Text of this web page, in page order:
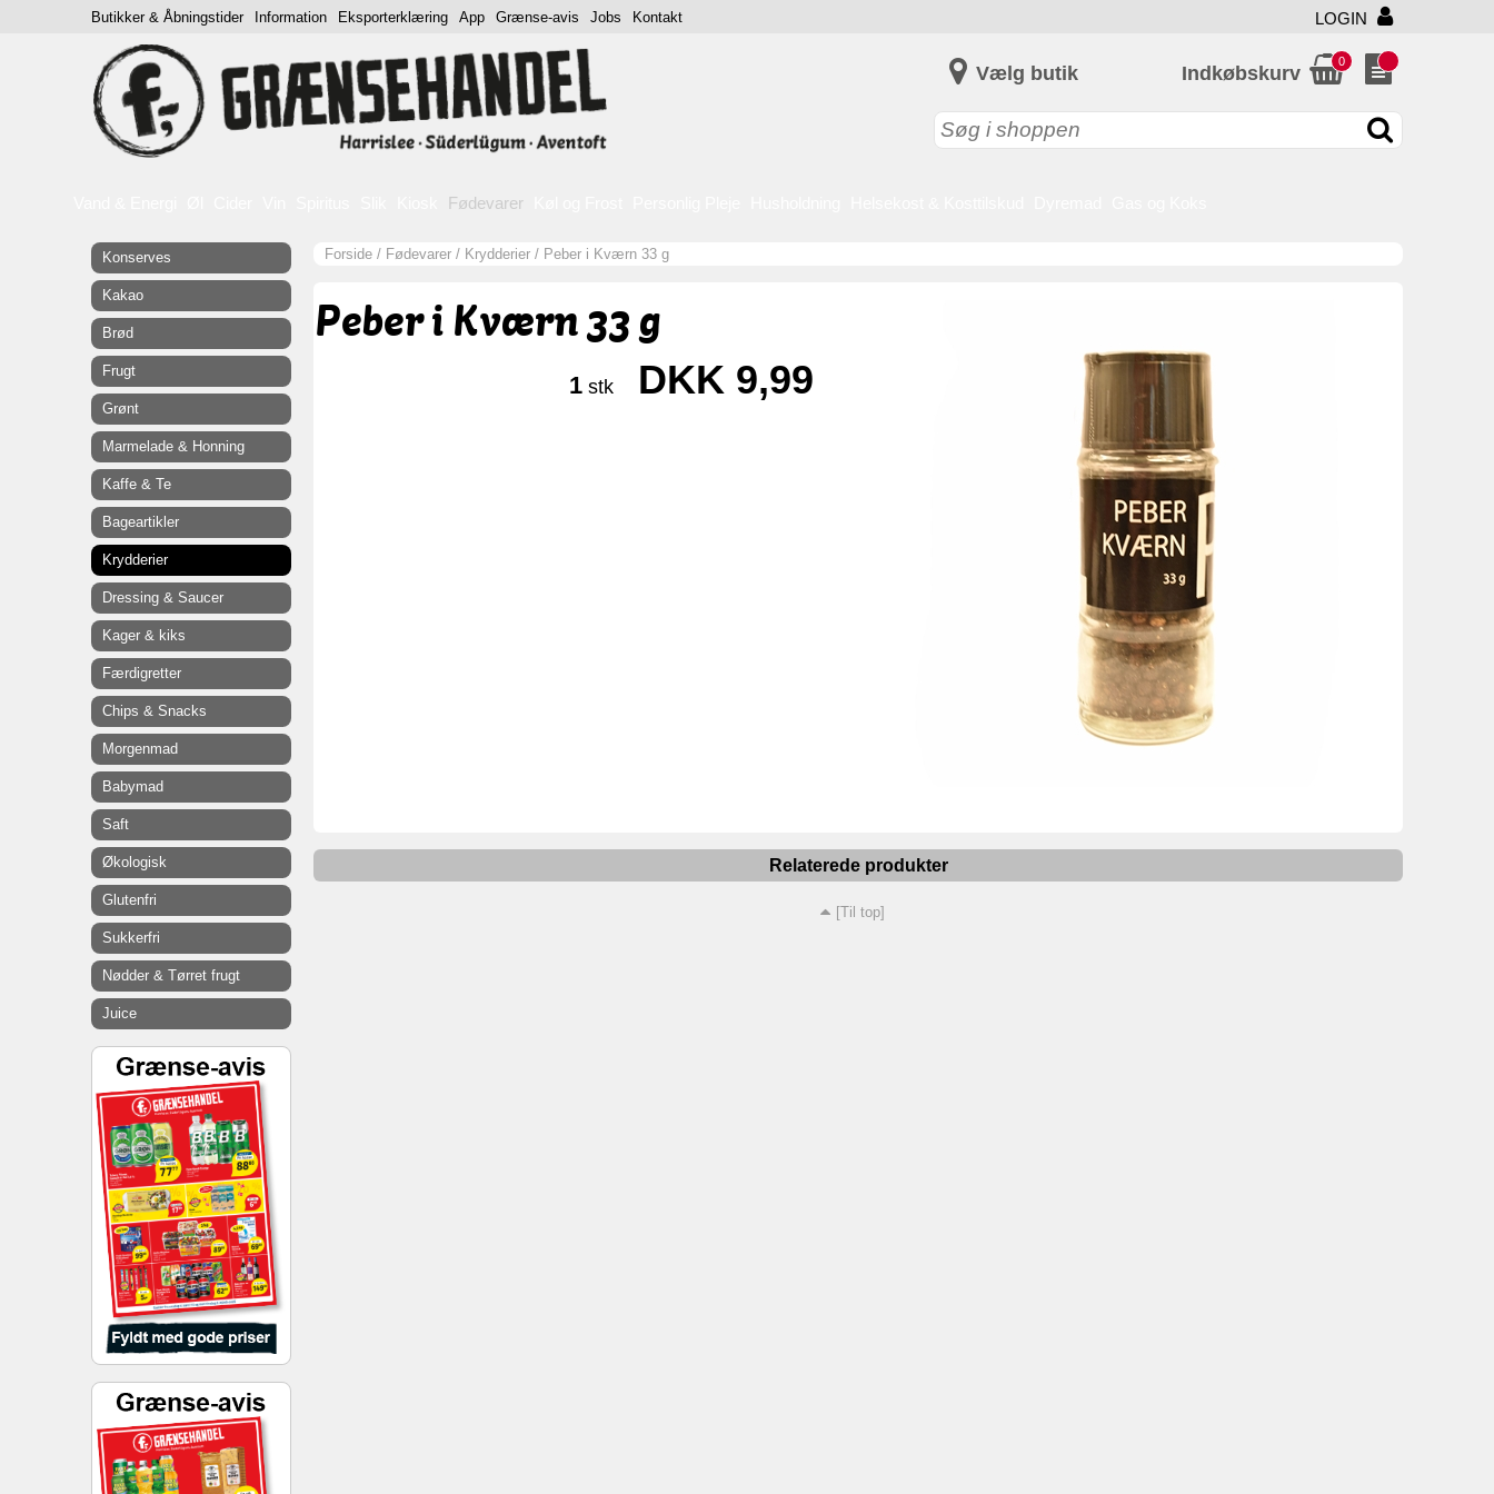
LOGIN
Vælg butik
Fødevarer
Indkøbskurv
0
Forside / Fødevarer / Krydderier / Peber i Kværn 33 g
Peber i Kværn 33 g
1 stk DKK 9,99
Relaterede produkter
[Til top]
Konserves
Kakao
Brød
Frugt
Grønt
Marmelade & Honning
Kaffe & Te
Bageartikler
Krydderier
Dressing & Saucer
Kager & kiks
Færdigretter
Chips & Snacks
Morgenmad
Babymad
Saft
Økologisk
Glutenfri
Sukkerfri
Nødder & Tørret frugt
Juice
Butikker & Åbningstider Information Eksporterklæring App Grænse-avis Jobs Kontakt